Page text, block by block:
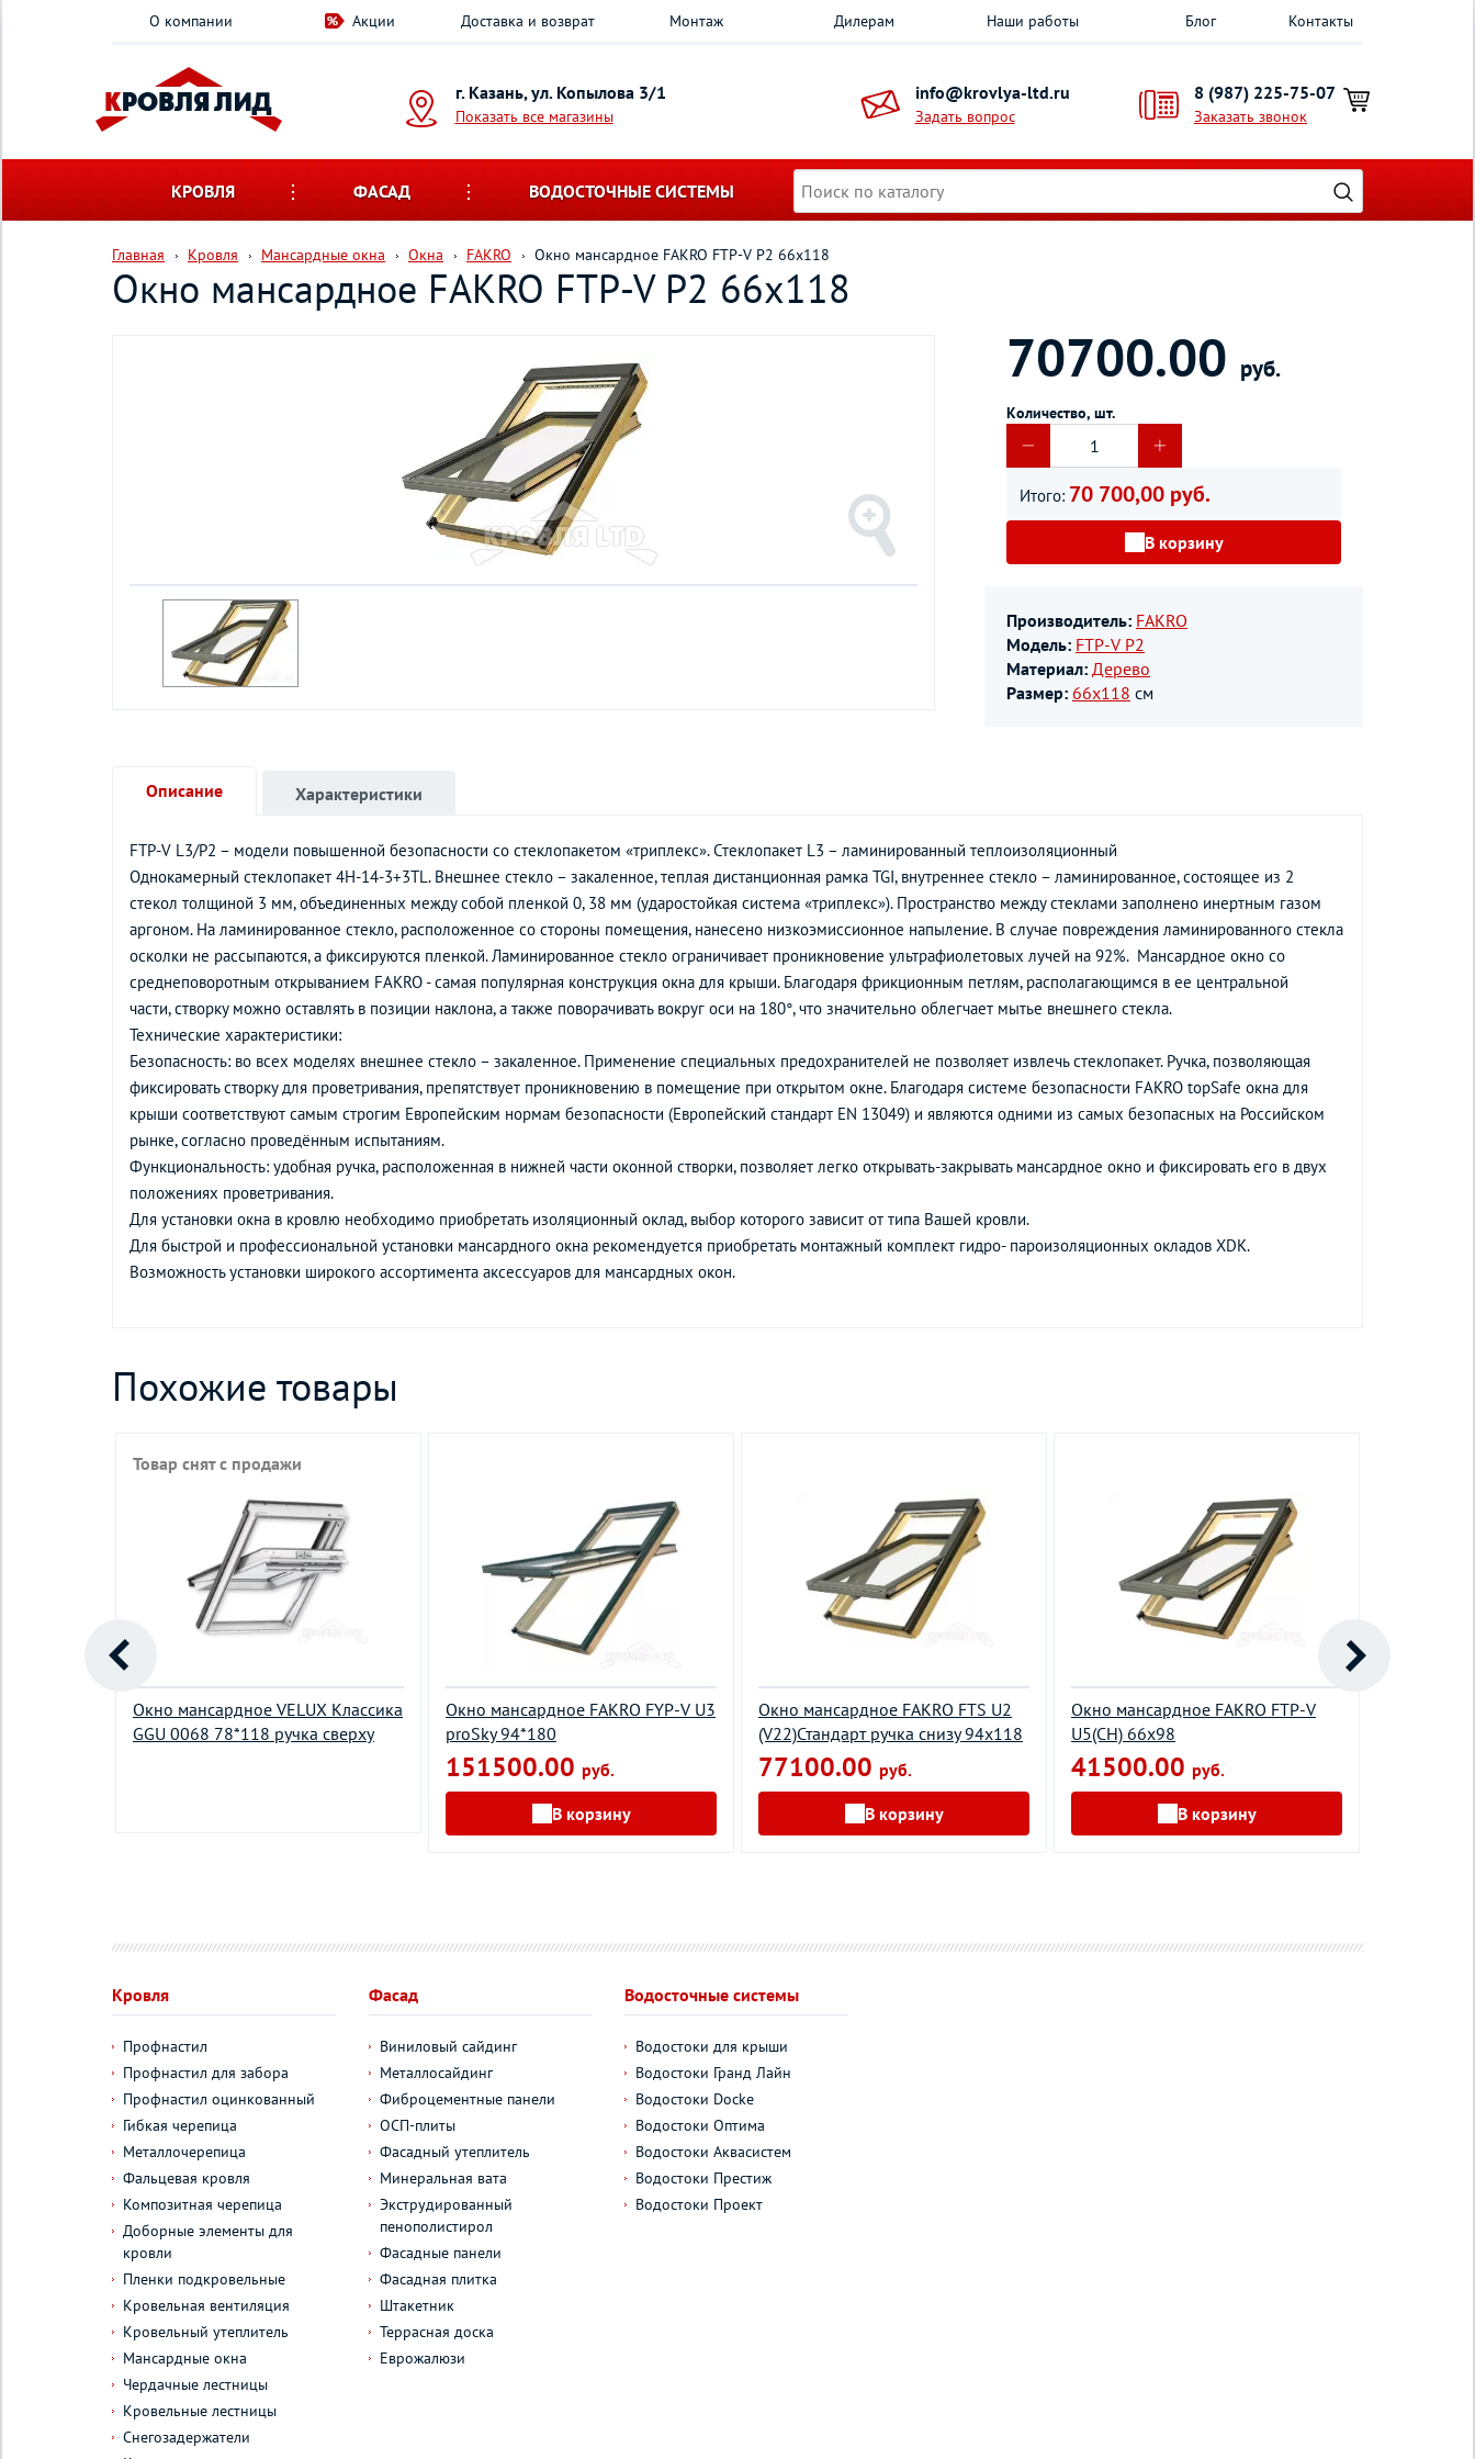
О компании Акции Доставка и возврат Монтаж Дилерам Наши работы Блог Контакты
г. Казань, ул. Копылова 3/1
Показать все магазины
info@krovlya-ltd.ru
Задать вопрос
8 (987) 225-75-07
Заказать звонок
КРОВЛЯ ФАСАД ВОДОСТОЧНЫЕ СИСТЕМЫ
Главная Кровля Мансардные окна Окна FAKRO Окно мансардное FAKRO FTP-V P2 66х118
Окно мансардное FAKRO FTP-V P2 66х118
70700.00 руб.
Количество, шт.
Итого: 70 700,00 руб.
В корзину
Производитель: FAKRO
Модель: FTP-V P2
Материал: Дерево
Размер: 66х118 см
Описание
FTP-V L3/P2 – модели повышенной безопасности со стеклопакетом «триплекс». Стеклопакет L3 – ламинированный теплоизоляционный
Однокамерный стеклопакет 4H-14-3+3TL. Внешнее стекло – закаленное, теплая дистанционная рамка TGI, внутреннее стекло – ламинированное, состоящее из 2
стекол толщиной 3 мм, объединенных между собой пленкой 0, 38 мм (ударостойкая система «триплекс»). Пространство между стеклами заполнено инертным газом
аргоном. На ламинированное стекло, расположенное со стороны помещения, нанесено низкоэмиссионное напыление. В случае повреждения ламинированного стекла
осколки не рассыпаются, а фиксируются пленкой. Ламинированное стекло ограничивает проникновение ультрафиолетовых лучей на 92%. Мансардное окно со
среднеповоротным открыванием FAKRO - самая популярная конструкция окна для крыши. Благодаря фрикционным петлям, располагающимся в ее центральной
части, створку можно оставлять в позиции наклона, а также поворачивать вокруг оси на 180°, что значительно облегчает мытье внешнего стекла.
Технические характеристики:
Безопасность: во всех моделях внешнее стекло – закаленное. Применение специальных предохранителей не позволяет извлечь стеклопакет. Ручка, позволяющая
фиксировать створку для проветривания, препятствует проникновению в помещение при открытом окне. Благодаря системе безопасности FAKRO topSafe окна для
крыши соответствуют самым строгим Европейским нормам безопасности (Европейский стандарт EN 13049) и являются одними из самых безопасных на Российском
рынке, согласно проведённым испытаниям.
Функциональность: удобная ручка, расположенная в нижней части оконной створки, позволяет легко открывать-закрывать мансардное окно и фиксировать его в двух
положениях проветривания.
Для установки окна в кровлю необходимо приобретать изоляционный оклад, выбор которого зависит от типа Вашей кровли.
Для быстрой и профессиональной установки мансардного окна рекомендуется приобретать монтажный комплект гидро- пароизоляционных окладов XDK.
Возможность установки широкого ассортимента аксессуаров для мансардных окон.
Характеристики
Похожие товары
Окно мансардное VELUX Классика
GGU 0068 78*118 ручка сверху
Товар снят с продажи
Окно мансардное FAKRO FYP-V U3
proSky 94*180
151500.00 руб.
В корзину
Окно мансардное FAKRO FTS U2
(V22)Стандарт ручка снизу 94х118
77100.00 руб.
В корзину
Окно мансардное FAKRO FTP-V
U5(CH) 66х98
41500.00 руб.
В корзину
Кровля
Профнастил
Профнастил для забора
Профнастил оцинкованный
Гибкая черепица
Металлочерепица
Фальцевая кровля
Композитная черепица
Доборные элементы для
кровли
Пленки подкровельные
Кровельная вентиляция
Кровельный утеплитель
Мансардные окна
Чердачные лестницы
Кровельные лестницы
Снегозадержатели
Фасад
Виниловый сайдинг
Металлосайдинг
Фиброцементные панели
ОСП-плиты
Фасадный утеплитель
Минеральная вата
Экструдированный
пенополистирол
Фасадные панели
Фасадная плитка
Штакетник
Террасная доска
Еврожалюзи
Водосточные системы
Водостоки для крыши
Водостоки Гранд Лайн
Водостоки Docke
Водостоки Оптима
Водостоки Аквасистем
Водостоки Престиж
Водостоки Проект